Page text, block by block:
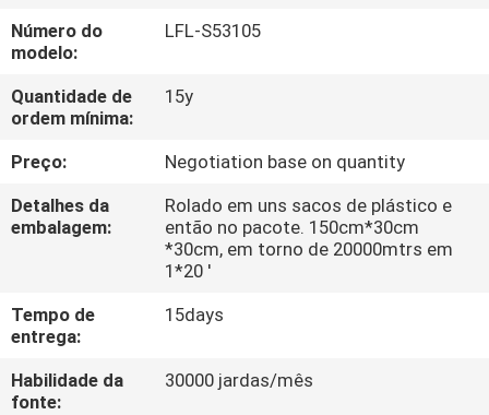
CONTROLE
DE
QUALIDADE
FALE
CONOSCO
PEDIR UM
ORÇAMENTO
Número do
modelo:
LFL-S53105
Quantidade de
ordem mínima:
15y
Preço:
Negotiation base on quantity
Detalhes da
embalagem:
Rolado em uns sacos de plástico e
então no pacote. 150cm*30cm
*30cm, em torno de 20000mtrs em
1*20 '
Tempo de
entrega:
15days
Habilidade da
fonte:
30000 jardas/mês